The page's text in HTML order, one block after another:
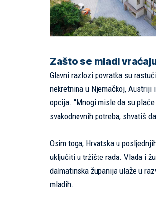
Zašto se mladi
Glavni razlozi povratka su
nekretnina u Njemačkoj, Austriji
opcija. “Mnogi misle da su
svakodnevnih potreba, shvatiš
Osim toga, Hrvatska u
uključiti u tržište rada. Vlada i
dalmatinska županija ulaže u
mladih.